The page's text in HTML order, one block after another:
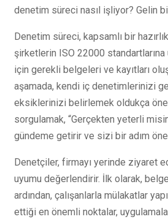
denetim süreci nasıl işliyor? Gelin
Denetim süreci, kapsamlı bir
şirketlerin ISO 22000
için gerekli belgeleri ve kayıtları
aşamada, kendi iç denetimlerinizi
eksiklerinizi belirlemek oldukça
sorgulamak, “Gerçekten yeterli
gündeme getirir ve sizi bir adım öne
Denetçiler, firmayı yerinde ziyaret
uyumu değerlendirir. İlk olarak,
ardından, çalışanlarla mülakatlar
ettiği en önemli noktalar,